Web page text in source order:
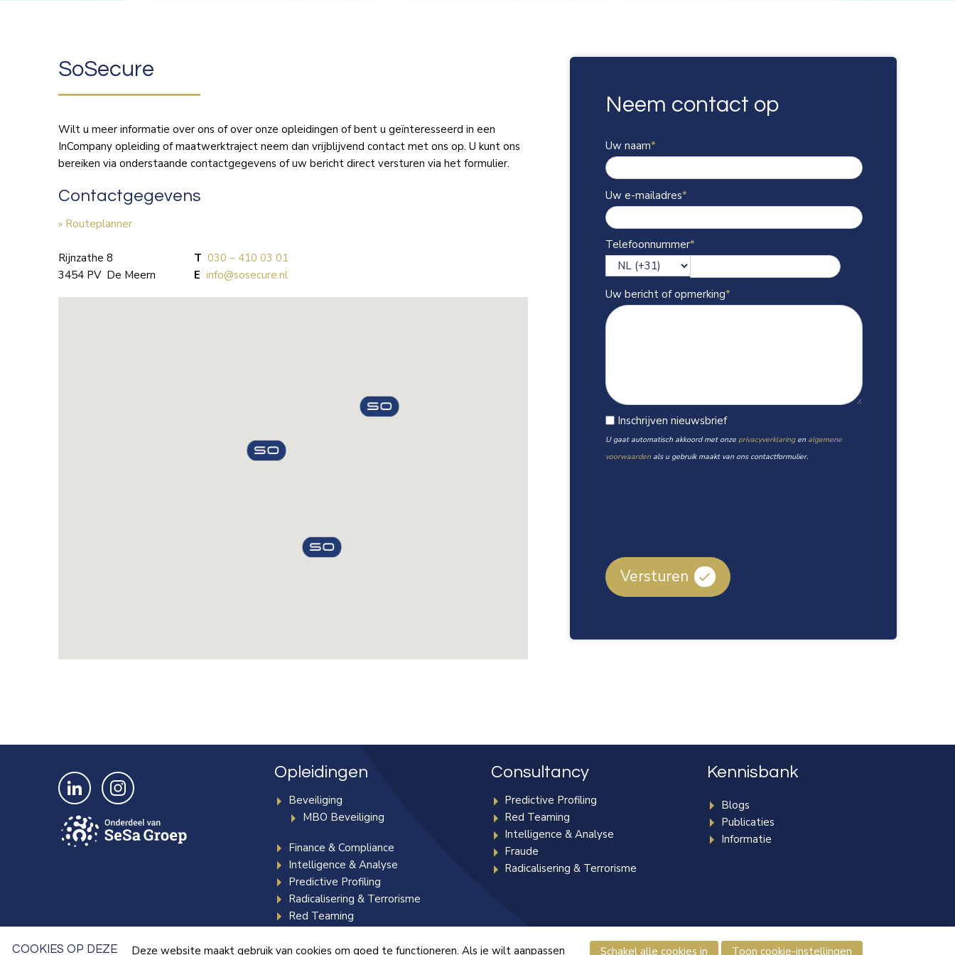
SoSecure
Wilt u meer informatie over ons of over onze opleidingen of bent u geïnteresseerd in een
InCompany opleiding of maatwerktraject neem dan vrijblijvend contact met ons op. U kunt ons
bereiken via onderstaande contactgegevens of uw bericht direct versturen via het formulier.
Contactgegevens
» Routeplanner
Rijnzathe 8
3454 PV De Meern
T 030 – 410 03 01
E info@sosecure.nl
Neem contact op
Uw naam*
Uw e-mailadres*
Telefoonnummer*
Uw bericht of opmerking*
Inschrijven nieuwsbrief
U gaat automatisch akkoord met onze privacyverklaringen algemene
voorwaardenals u gebruik maakt van ons contactformulier.
Versturen
Bekijk ons op LinkedIn Bekijk ons op Instagram Opleidingen
Beveiliging
MBO Beveiliging
Finance & Compliance
Intelligence & Analyse
Predictive Profiling
Radicalisering & Terrorisme
Red Teaming
Consultancy
Predictive Profiling
Red Teaming
Intelligence & Analyse
Fraude
Radicalisering & Terrorisme
Kennisbank
Blogs
Publicaties
Informatie
COOKIES OP DEZE Deze website maakt gebruik van cookies om goed te functioneren. Als je wilt aanpassen Schakel alle cookies in Toon cookie-instellingen